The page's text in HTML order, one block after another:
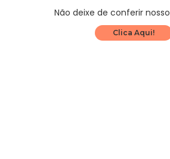
Não deixe de conferir nosso
Clica Aqui!